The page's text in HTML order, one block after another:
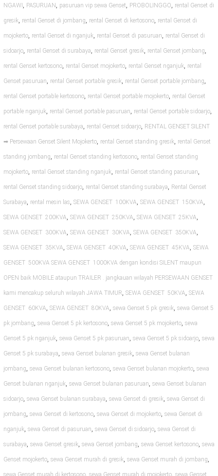
NGAWI , PASURUAN , pasuruan vip sewa Genset, PROBOLINGGO, rental Genset di
gresik, rental Genset di jombang, rental Genset di kertosono, rental Genset di
mojokerto, rental Genset di nganjuk, rental Genset di pasuruan, rental Genset di
sidoarjo, rental Genset di surabaya, rental Genset gresik, rental Genset jombang,
rental Genset kertosono, rental Genset mojokerto, rental Genset nganjuk, rental
Genset pasuruan, rental Genset portable gresik, rental Genset portable jombang,
rental Genset portable kertosono, rental Genset portable mojokerto, rental Genset
portable nganjuk, rental Genset portable pasuruan, rental Genset portable sidoarjo,
rental Genset portable surabaya, rental Genset sidoarjo, RENTAL GENSET SILENT
➡ Persewaan Genset Silent Mojokerto, rental Genset standing gresik, rental Genset
standing jombang, rental Genset standing kertosono, rental Genset standing
mojokerto, rental Genset standing nganjuk, rental Genset standing pasuruan,
rental Genset standing sidoarjo, rental Genset standing surabaya, Rental Genset
Surabaya, rental mesin las, SEWA GENSET 100KVA, SEWA GENSET 150KVA,
SEWA GENSET 200KVA, SEWA GENSET 250KVA, SEWA GENSET 25KVA,
SEWA GENSET 300KVA, SEWA GENSET 30KVA, SEWA GENSET 350KVA,
SEWA GENSET 35KVA, SEWA GENSET 40KVA, SEWA GENSET 45KVA, SEWA
GENSET 500KVA SEWA GENSET 1000KVA dengan kondisi SILENT maupun
OPEN baik MOBILE ataupun TRAILER . jangkauan wilayah PERSEWAAN GENSET
kami mencakup seluruh wilayah JAWA TIMUR, SEWA GENSET 50KVA, SEWA
GENSET 60KVA, SEWA GENSET 80KVA, sewa Genset 5 pk gresik, sewa Genset 5
pk jombang, sewa Genset 5 pk kertosono, sewa Genset 5 pk mojokerto, sewa
Genset 5 pk nganjuk, sewa Genset 5 pk pasuruan, sewa Genset 5 pk sidoarjo, sewa
Genset 5 pk surabaya, sewa Genset bulanan gresik, sewa Genset bulanan
jombang, sewa Genset bulanan kertosono, sewa Genset bulanan mojokerto, sewa
Genset bulanan nganjuk, sewa Genset bulanan pasuruan, sewa Genset bulanan
sidoarjo, sewa Genset bulanan surabaya, sewa Genset di gresik, sewa Genset di
jombang, sewa Genset di kertosono, sewa Genset di mojokerto, sewa Genset di
nganjuk, sewa Genset di pasuruan, sewa Genset di sidoarjo, sewa Genset di
surabaya, sewa Genset gresik, sewa Genset jombang, sewa Genset kertosono, sewa
Genset mojokerto, sewa Genset murah di gresik, sewa Genset murah di jombang,
sewa Genset murah di kertosono, sewa Genset murah di mojokerto, sewa Genset